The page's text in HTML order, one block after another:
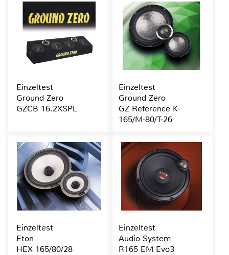
Einzeltest
Ground Zero
GZCB 16.2XSPL
Einzeltest
Ground Zero
GZ Reference K-
165/M-80/T-26
Einzeltest
Eton
HEX 165/80/28
Einzeltest
Audio System
R165 EM Evo3